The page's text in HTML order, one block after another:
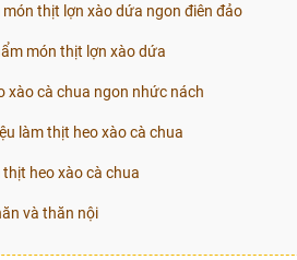
món thịt lợn xào dứa ngon điên đảo
món thịt lợn xào dứa
xào cà chua ngon nhức nách
làm thịt heo xào cà chua
thịt heo xào cà chua
và thăn nội